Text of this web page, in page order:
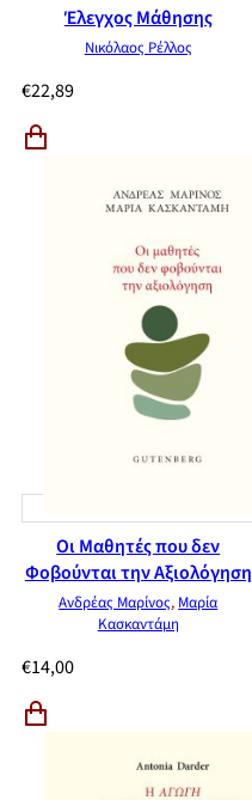
Έλεγχος Μάθησης
Νικόλαος Ρέλλος
€22,89
Οι Μαθητές που δεν
Φοβούνται την Αξιολόγηση
Ανδρέας Μαρίνος, Μαρία
Κασκαντάμη
€14,00